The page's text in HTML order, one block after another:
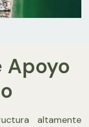
Apoyo
altamente